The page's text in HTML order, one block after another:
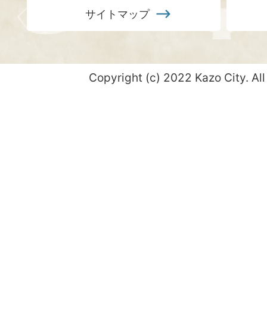
サイトマップ
Copyright (c) 2022 Kazo City.